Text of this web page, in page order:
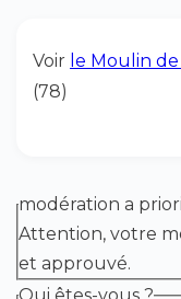
Voir le Moulin
(78)
modération a priori
Attention, votre
et approuvé.